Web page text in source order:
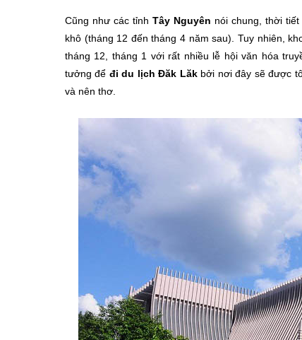
Cũng như các tỉnh Tây Nguyên nói chung, thời tiết
khô (tháng 12 đến tháng 4 năm sau). Tuy nhiên,
tháng 12, tháng 1 với rất nhiều lễ hội văn hóa
tưởng để đi du lịch Đăk Lăkbởi nơi đây sẽ được
và nên thơ.